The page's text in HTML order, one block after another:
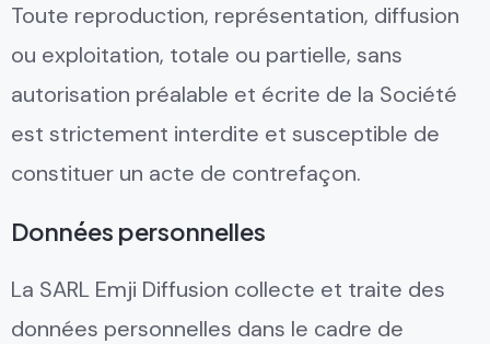
Toute reproduction, représentation, diffusion
ou exploitation, totale ou partielle, sans
autorisation préalable et écrite de la Société
est strictement interdite et susceptible de
constituer un acte de contrefaçon.
Données personnelles
La SARL Emji Diffusion collecte et traite des
données personnelles dans le cadre de